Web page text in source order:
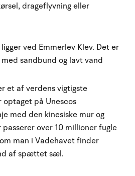
drageflyvning eller
ved Emmerlev Klev. Det er
sandbund og lavt vand
et af verdens vigtigste
på Unescos
med den kinesiske mur og
over 10 millioner fugle
man i Vadehavet finder
af spættet sæl.